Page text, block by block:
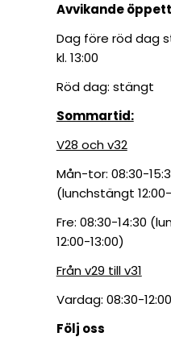
Avvikande
Dag före röd dag
kl. 13:00
Röd dag: stängt
Sommartid:
V28 och v32
Mån-tor: 08:30-
(lunchstängt
Fre: 08:30-14:30
12:00-13:00)
Från v29 till v31
Vardag: 08:30-12:00
Följ oss